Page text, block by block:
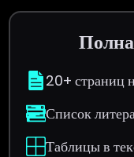
20+ страниц
Список
Таблицы в